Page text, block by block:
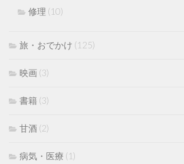
修理 (10)
旅・おでかけ (125)
映画 (3)
書籍 (3)
甘酒 (2)
病気・医療 (1)